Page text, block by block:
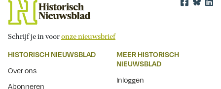
Schrijf je in vooronze nieuwsbrief
HISTORISCH NIEUWSBLAD
Over ons
Abonneren
MEER HISTORISCH
NIEUWSBLAD
Inloggen